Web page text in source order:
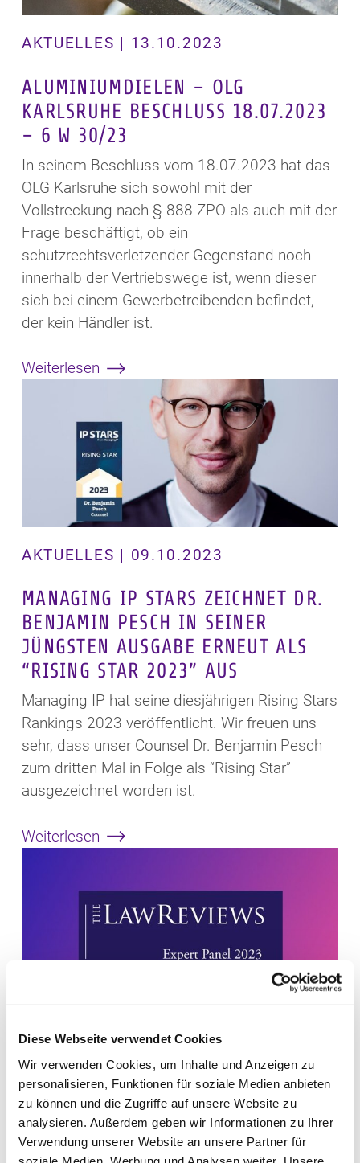
Diese Webseite verwendet Cookies
Wir verwenden Cookies, um Inhalte und Anzeigen zu
personalisieren, Funktionen für soziale Medien anbieten
zu können und die Zugriffe auf unsere Website zu
analysieren. Außerdem geben wir Informationen zu Ihrer
Verwendung unserer Website an unsere Partner für
AKTUELLES | 13.10.2023
ALUMINIUMDIELEN – OLG
KARLSRUHE BESCHLUSS 18.07.2023
– 6 W 30/23
In seinem Beschluss vom 18.07.2023 hat das
OLG Karlsruhe sich sowohl mit der
Vollstreckung nach § 888 ZPO als auch mit der
Frage beschäftigt, ob ein
schutzrechtsverletzender Gegenstand noch
innerhalb der Vertriebswege ist, wenn dieser
sich bei einem Gewerbetreibenden befindet,
der kein Händler ist.
Weiterlesen
AKTUELLES | 09.10.2023
MANAGING IP STARS ZEICHNET DR.
BENJAMIN PESCH IN SEINER
JÜNGSTEN AUSGABE ERNEUT ALS
“RISING STAR 2023” AUS
Managing IP hat seine diesjährigen Rising Stars
Rankings 2023 veröffentlicht. Wir freuen uns
sehr, dass unser Counsel Dr. Benjamin Pesch
zum dritten Mal in Folge als “Rising Star”
ausgezeichnet worden ist.
Weiterlesen
AKTUELLES | 04.10.2023
THE PHARMACEUTICAL
INTELLECTUAL PROPERTY AND
COMPETITION LAW REVIEW –